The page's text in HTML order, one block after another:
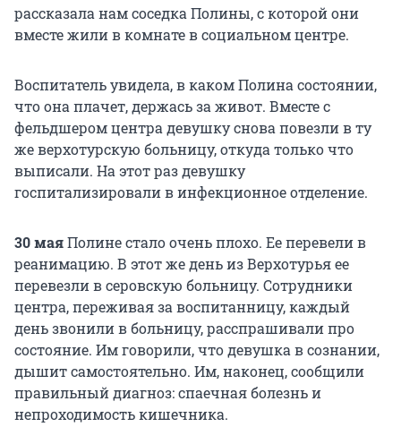
рассказала нам соседка Полины, с которой они
вместе жили в комнате в социальном центре.
Воспитатель увидела, в каком Полина состоянии,
что она плачет, держась за живот. Вместе с
фельдшером центра девушку снова повезли в ту
же верхотурскую больницу, откуда только что
выписали. На этот раз девушку
госпитализировали в инфекционное отделение.
30 маяПолине стало очень плохо. Ее перевели в
реанимацию. В этот же день из Верхотурья ее
перевезли в серовскую больницу. Сотрудники
центра, переживая за воспитанницу, каждый
день звонили в больницу, расспрашивали про
состояние. Им говорили, что девушка в сознании,
дышит самостоятельно. Им, наконец, сообщили
правильный диагноз: спаечная болезнь и
непроходимость кишечника.